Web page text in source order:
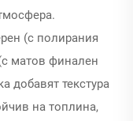
(с полирания
матов финален
добавят текстура
на топлина,